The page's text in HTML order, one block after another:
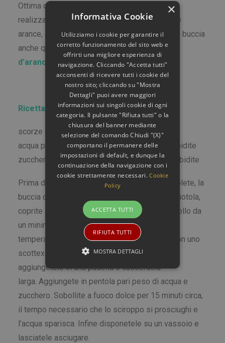
Ottima da mangiare fresca ma anche per la
realizzazione di confetture, di torte con mela e
arance, di insalate di arance e…… non buttate la buccia
anche quella è ottima per realizzarescorze
d’arancia candite.
Ricetta Scorzette d’arancia candite
scorze di arancia a piacere
acqua pari peso alle scorze di arancia ammorbidite
zucchero pari peso alle scorze arancia ammorbidite
Prima di tutto tagliate della dimensione che volete, la
buccia delle arance. Inserite le scorze in una ciotola,
coprite di acqua abbondante. Lasciate in ammollo da
un minimo di 4 ad un massimo di 6 giorni a
temperatura ambiente senza coprire se non con uno
scottex. Sgocciolate le bucce, pesatele e
aggiungetele in una padella o casseruola
larga. Aggiungete in pentola pari peso di acqua e
zucchero. Sobollite a fuoco dolce per 15 minuti circa,
il tempo necessario che lo sciroppo si prosciughi e
l’acqua sparisca. Infine disponetele su un vassoio e
lasciatele asciugare.
×
Informativa Cookie
Utilizziamo i cookie per garantire il
corretto funzionamento del sito web e
offrirti una migliore esperienza di
navigazione. Cliccando "Accetta tutti"
acconsenti di ricevere tutti i cookie del
nostro sito; cliccando su "Mostra
Dettagli" puoi avere maggiori
informazioni sui singoli cookie di ogni
categoria. Il pulsante "Rifiuta tutti" o la
chiusura del banner mediante
selezione del comando Chiudi "(X)"
comportano il permanere delle
impostazioni di default, e dunque la
continuazione della navigazione con i
cookie strettamente necessari.Cookie
Policy
ACCETTA TUTTI
RIFIUTA TUTTI
MOSTRA DETTAGLI